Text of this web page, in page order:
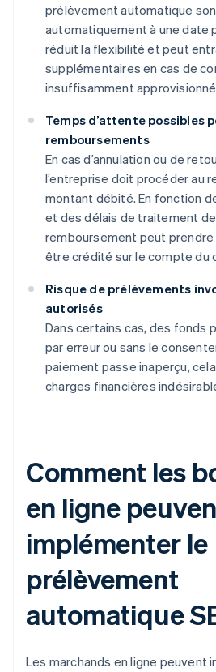
prélèvement automatique
automatiquement à une date
réduit la flexibilité et peut
supplémentaires en cas de
insuffisamment
Temps d’attente possibles
remboursements
En cas d’annulation ou de
l’entreprise doit procéder au
montant débité. En fonction
et des délais de traitement de
remboursement peut prendre
être crédité sur le compte du
Risque de prélèvements
autorisés
Dans certains cas, des fonds
par erreur ou sans le
paiement passe inaperçu,
charges financières
Comment les
en ligne
implémenter le
prélèvement
automatique
Les marchands en ligne peuvent